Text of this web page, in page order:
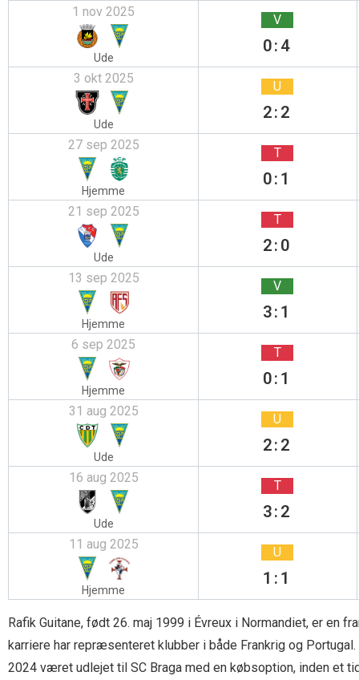
1 nov 2025
Ude
V
0:4
3 okt 2025
Ude
U
2:2
27 sep 2025
Hjemme
T
0:1
21 sep 2025
Ude
T
2:0
13 sep 2025
Hjemme
V
3:1
6 sep 2025
Hjemme
T
0:1
31 aug 2025
Ude
U
2:2
16 aug 2025
Ude
T
3:2
11 aug 2025
Hjemme
U
1:1
Rafik Guitane, født 26. maj 1999 i Évreux i Normandiet, er
karriere har repræsenteret klubber i både Frankrig og
2024 været udlejet til SC Braga med en købsoption, inden et